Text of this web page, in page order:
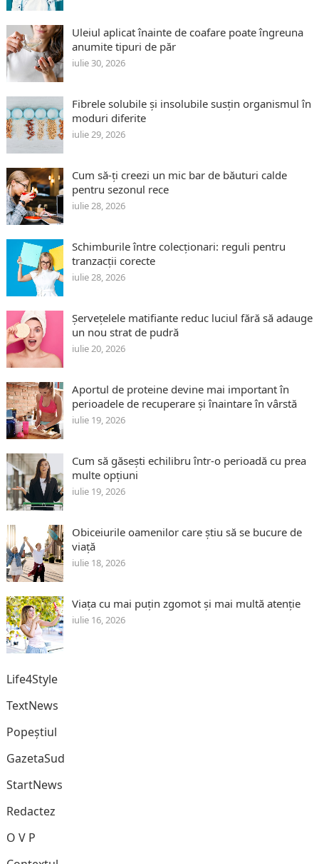
Uleiul aplicat înainte de coafare poate îngreuna
anumite tipuri de păr
iulie 30, 2026
Fibrele solubile și insolubile susțin organismul în
moduri diferite
iulie 29, 2026
Cum să-ți creezi un mic bar de băuturi calde
pentru sezonul rece
iulie 28, 2026
Schimburile între colecționari: reguli pentru
tranzacții corecte
iulie 28, 2026
Șervețelele matifiante reduc luciul fără să adauge
un nou strat de pudră
iulie 20, 2026
Aportul de proteine devine mai important în
perioadele de recuperare și înaintare în vârstă
iulie 19, 2026
Cum să găsești echilibru într-o perioadă cu prea
multe opțiuni
iulie 19, 2026
Obiceiurile oamenilor care știu să se bucure de
viață
iulie 18, 2026
Viața cu mai puțin zgomot și mai multă atenție
iulie 16, 2026
Life4Style
TextNews
Popeștiul
GazetaSud
StartNews
Redactez
O V P